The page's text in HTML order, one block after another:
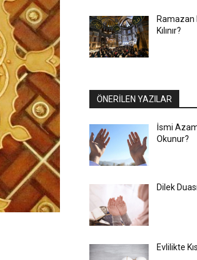
Ramazan
Kılınır?
ÖNERİLEN YAZILAR
İsmi Azam
Okunur?
Dilek Duası
Evlilikte